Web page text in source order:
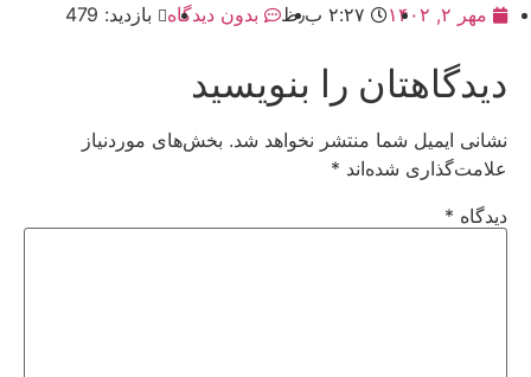
مهر ۲, ۱۴۰۲ ۲:۲۷ ب٫ظ بدون دیدگاه بازدید: 479
دیدگاهتان را بنویسید
نشانی ایمیل شما منتشر نخواهد شد. بخش‌های موردنیاز
علامت‌گذاری شده‌اند *
دیدگاه *